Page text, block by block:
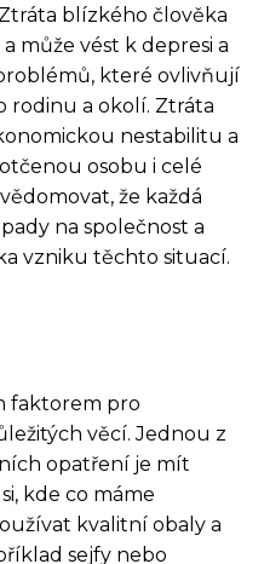
blízkého člověka
může vést k depresi a
které ovlivňují
rodinu a okolí. Ztráta
nestabilitu a
osobu i celé
že každá
na společnost a
vzniku těchto situací.
faktorem pro
věcí. Jednou z
opatření je mít
kde co máme
kvalitní obaly a
sejfy nebo